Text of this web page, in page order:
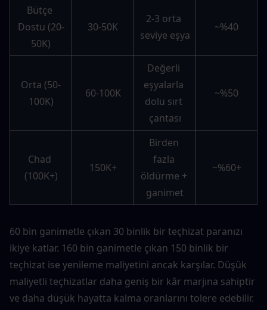
Bütçe
Dostu (20-
50K)
30-50K
2-3 orta
seviye eşya
~%40
Orta (50-
100K)
60-100K
Değerli
eşyalarla
dolu sırt
çantası
~%50
Chad
(100K+)
150K+
Birden
fazla
öldürme +
ganimet
~%60+
60 bin ganimetle çıkan 30 binlik bir teçhizat paranızı
ikiye katlar. 160 bin ganimetle çıkan 150 binlik bir
teçhizat ise yenileme maliyetini ancak karşılar. Düşük
maliyetli teçhizatlar daha geniş bir kâr marjına sahiptir
ve daha düşük hayatta kalma oranlarını tolere edebilir.